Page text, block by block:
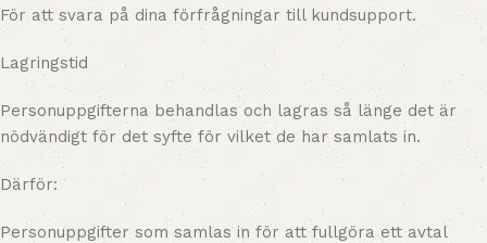
För att svara på dina förfrågningar till kundsupport.
Lagringstid
Personuppgifterna behandlas och lagras så länge det är
nödvändigt för det syfte för vilket de har samlats in.
Därför:
Personuppgifter som samlas in för att fullgöra ett avtal